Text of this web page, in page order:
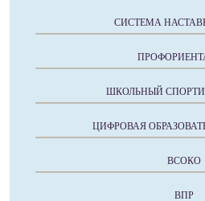
СИСТЕМА
ШКОЛЬНЫЙ
ЦИФРОВАЯ
ВСОКО
ВПР